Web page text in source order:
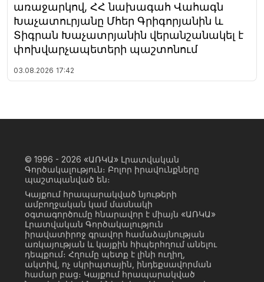
առաջարկով, ՀՀ նախագահ Վահագն
Խաչատուրյանը Մհեր Գրիգորյանին և
Տիգրան Խաչատրյանին վերանշանակել է
փոխվարչապետերի պաշտոնում
03.08.2026 17:42
© 1996 - 2026 «ԱՌԿԱ» Լրատվական
Գործակալություն։ Բոլոր իրավունքները
պաշտպանված են։
Կայքում հրապարակված նյութերի
ամբողջական կամ մասնակի
օգտագործումը հնարավոր է միայն «ԱՌԿԱ»
Լրատվական Գործակալություն
իրավատիրոջ գրավոր համաձայնության
առկայության և կայքին հիպերհղում անելու
դեպքում։ Հղումը պետք է լինի ուղիղ,
ակտիվ, ոչ սկրիպտային, ինդեքսավորման
համար բաց։ Կայքում հրապարակված